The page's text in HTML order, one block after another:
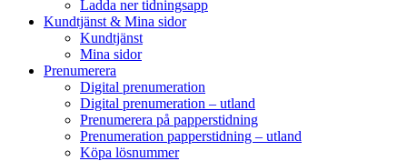
Ladda ner tidningsapp
Kundtjänst & Mina sidor
Kundtjänst
Mina sidor
Prenumerera
Digital prenumeration
Digital prenumeration – utland
Prenumerera på papperstidning
Prenumeration papperstidning – utland
Köpa lösnummer